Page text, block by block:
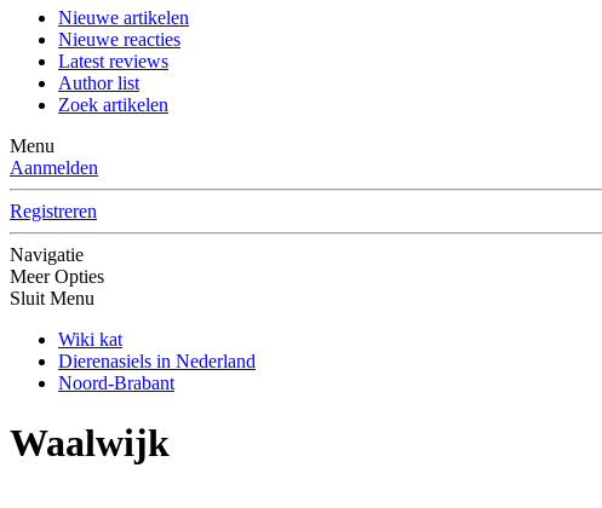
Nieuwe artikelen
Nieuwe reacties
Latest reviews
Author list
Zoek artikelen
Menu
Aanmelden
Registreren
Navigatie
Meer Opties
Sluit Menu
Wiki kat
Dierenasiels in Nederland
Noord-Brabant
Waalwijk